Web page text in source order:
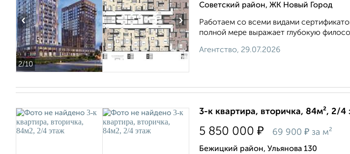
2/10
‹ ›
Советский район, ЖК Новый Город
Работаем со всеми видами
полной мере выражает глубокую
Агентство, 29.07.2026
3-к квартира, вторичка, 84м², 2/4
5 850 000 ₽ 69 900 ₽ за м²
Бежицкий район, Ульянова 130